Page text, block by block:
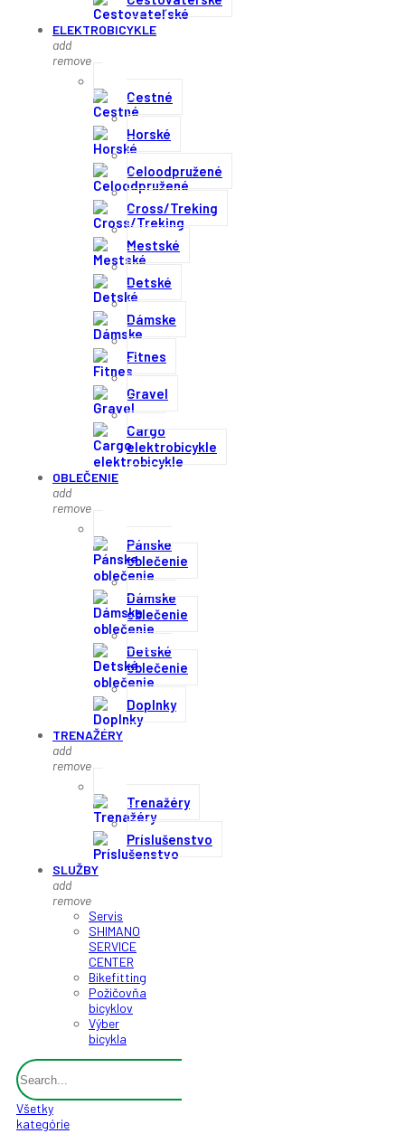
ELEKTROBICYKLE
add
remove
Cestné
Horské
Celoodpružené
Cross/Treking
Mestské
Detské
Dámske
Fitnes
Gravel
Cargo
elektrobicykle
OBLEČENIE
add
remove
Pánske
oblečenie
Dámske
oblečenie
Detské
oblečenie
Doplnky
TRENAŽÉRY
add
remove
Trenažéry
Príslušenstvo
SLUŽBY
add
remove
Servis
SHIMANO
SERVICE
CENTER
Bikefitting
Požičovňa
bicyklov
Výber
bicykla
Všetky
kategórie